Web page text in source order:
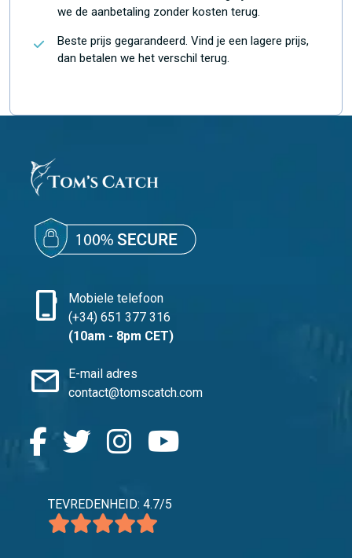
we de aanbetaling zonder kosten terug.
Beste prijs gegarandeerd. Vind je een lagere prijs,
dan betalen we het verschil terug.
phone_iphone
Mobiele telefoon
(+34) 651 377 316
(10am - 8pm CET)
mail
E-mail adres
contact@tomscatch.com
TEVREDENHEID: 4.7/5